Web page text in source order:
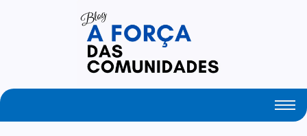
Your Daily Source of Fresh Articles